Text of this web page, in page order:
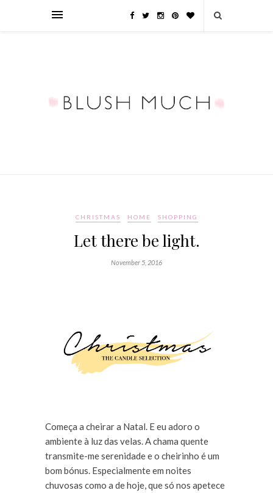
CHRISTMAS HOME SHOPPING
Let there be light.
November 5, 2016
Começa a cheirar a Natal. E eu adoro o
ambiente à luz das velas. A chama quente
transmite-me serenidade e o cheirinho é um
bom bónus. Especialmente em noites
chuvosas como a de hoje, que só nos apetece